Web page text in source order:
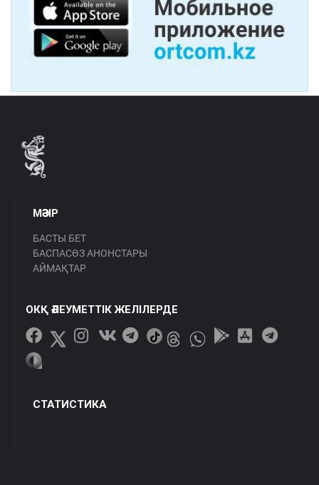
МӘЗІР
БАСТЫ БЕТ
БАСПАСӨЗ АНОНСТАРЫ
АЙМАҚТАР
ОКҚ ӘЛЕУМЕТТІК ЖЕЛІЛЕРДЕ
СТАТИСТИКА